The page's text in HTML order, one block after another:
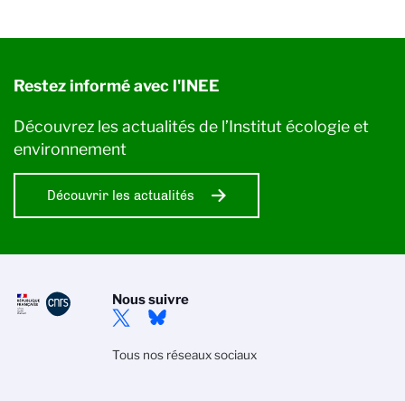
Restez informé avec l'INEE
Découvrez les actualités de l’Institut écologie et
environnement
Découvrir les actualités
Nous suivre
Tous nos réseaux sociaux